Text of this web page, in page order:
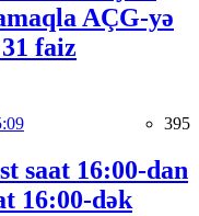
AÇG-yə
faiz
395
saat 16:00-dan
16:00-dək